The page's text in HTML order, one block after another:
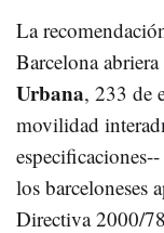
La
Barcelona
Urbana, 233 de
movilidad
los barceloneses
Directiva 2000/